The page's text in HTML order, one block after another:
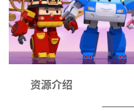
资源介绍